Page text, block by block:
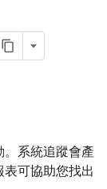
。系統追蹤會產
可協助您找出